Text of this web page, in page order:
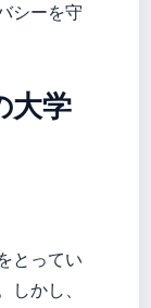
シーを守
大学
とってい
しかし、